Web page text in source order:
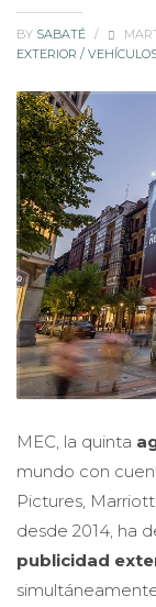
BY SABATÉ /
EXTERIOR /
MEC, la quinta
mundo con
Pictures,
desde 2014, ha
publicidad